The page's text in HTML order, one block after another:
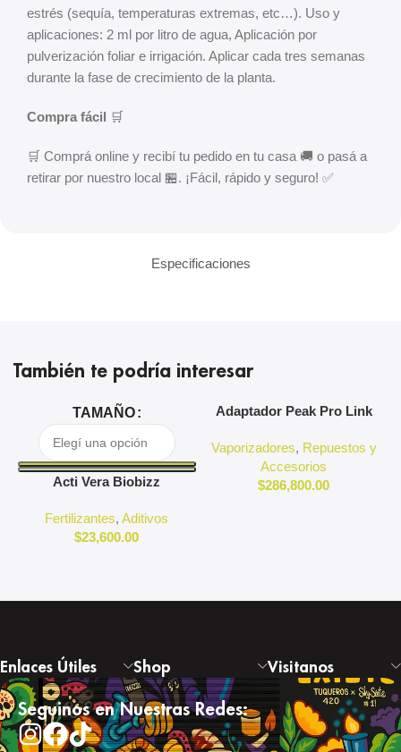
Especificaciones
estrés (sequía, temperaturas extremas, etc…). Uso y
aplicaciones: 2 ml por litro de agua, Aplicación por
pulverización foliar e irrigación. Aplicar cada tres semanas
durante la fase de crecimiento de la planta.
Compra fácil 🛒
🛒 Comprá online y recibí tu pedido en tu casa 🚚 o pasá a
retirar por nuestro local 🏪. ¡Fácil, rápido y seguro! ✅
También te podría interesar
TAMAÑO
Acti Vera Biobizz
Fertilizantes,Aditivos
$23,600.00
Adaptador Peak Pro Link
Vaporizadores, Repuestos y
Accesorios
$286,800.00
Enlaces Útiles Shop Visitanos
Seguinos en Nuestras Redes: